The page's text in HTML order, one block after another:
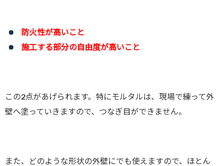
防火性が高いこと
施工する部分の自由度が高いこと
この2点があげられます。特にモルタルは、現場で練って外
壁へ塗っていきますので、つなぎ目ができません。
また、どのような形状の外壁にでも使えますので、ほとん